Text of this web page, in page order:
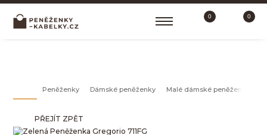
0 0
MALÉ DÁMSKÉ PENĚŽENKY
Peněženky Dámské peněženky Malé dámské peněženky
PŘEJÍT ZPĚT